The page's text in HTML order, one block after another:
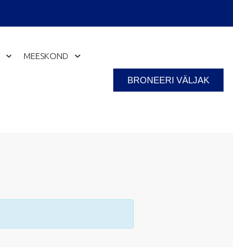
MEESKOND
BRONEERI VÄLJAK